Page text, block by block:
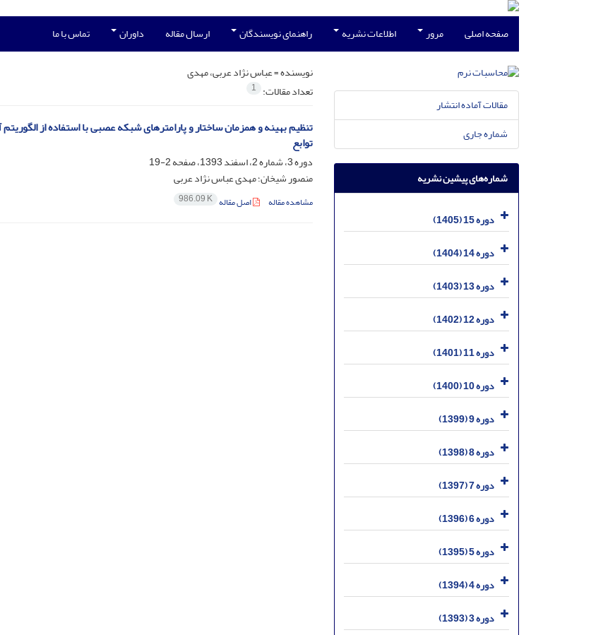
صفحه اصلی مرور اطلاعات نشریه راهنمای نویسندگان ارسال مقاله داوران تماس با ما
نویسنده =عباس نژاد عربی، مهدی
تعداد مقالات: 1
تنظیم بهینه و همزمان ساختار و پارامترهای شبکه عصبی با استفاده از
توابع
دوره 3، شماره 2، اسفند 1393، صفحه
2-19
منصور شیخان؛ مهدی عباس نژاد عربی
مشاهده مقاله اصل مقاله 986.09 K
مقالات آماده انتشار
شماره جاری
شماره‌های پیشین نشریه
دوره 15 (1405)
دوره 14 (1404)
دوره 13 (1403)
دوره 12 (1402)
دوره 11 (1401)
دوره 10 (1400)
دوره 9 (1399)
دوره 8 (1398)
دوره 7 (1397)
دوره 6 (1396)
دوره 5 (1395)
دوره 4 (1394)
دوره 3 (1393)